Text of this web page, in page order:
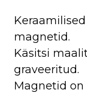
magnetid.
Käsitsi
graveeritud.
Magnetid on